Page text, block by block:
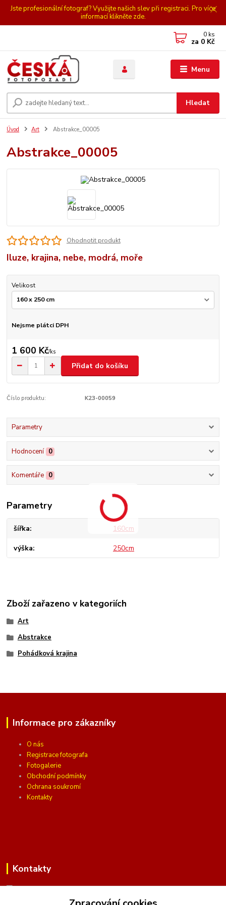
Jste profesionální fotograf? Využijte našich slev při registraci. Pro více
informací klikněte zde.
Menu
Hledat
0 ks
za 0 Kč
Úvod Art Abstrakce_00005
Abstrakce_00005
Ohodnotit produkt
Iluze, krajina, nebe, modrá, moře
Velikost
Nejsme plátci DPH
1 600 Kč/ks
Přidat do košíku
Číslo produktu: K23-00059
Parametry
Hodnocení 0
Komentáře 0
Parametry
šířka 160cm
výška 250cm
Zboží zařazeno v kategoriích
Art
Abstrakce
Pohádková krajina
Informace pro zákazníky
O nás
Registrace fotografa
Fotogalerie
Obchodní podmínky
Ochrana soukromí
Kontakty
Kontakty
(Po-Pá, 10 - 16 hod.)